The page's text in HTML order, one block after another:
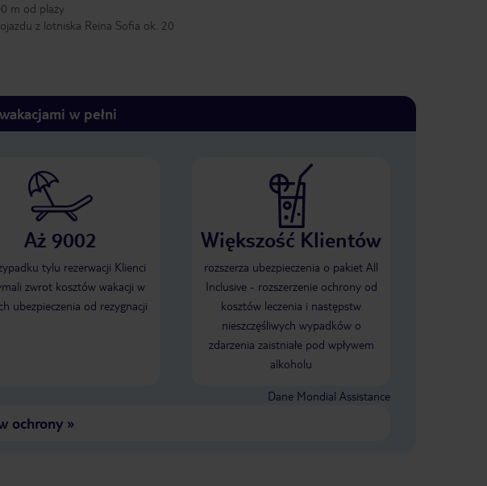
m od plaży
z lotniska Reina Sofia ok. 20
w pełni
Aż 9002
tylu rezerwacji Klienci
zwrot kosztów wakacji w
ubezpieczenia od rezygnacji
Większość Klientów
rozszerza ubezpieczenia o pakiet All
Inclusive - rozszerzenie ochrony od
kosztów leczenia i następstw
nieszczęśliwych wypadków o
zdarzenia zaistniałe pod wpływem
alkoholu
Dane Mondial Assistance
ochrony»